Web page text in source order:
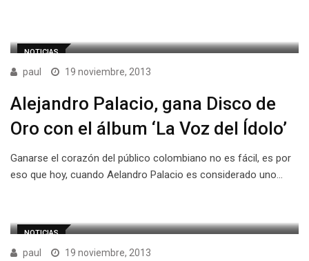
NOTICIAS
paul 19 noviembre, 2013
Alejandro Palacio, gana Disco de
Oro con el álbum ‘La Voz del Ídolo’
Ganarse el corazón del público colombiano no es fácil, es por
eso que hoy, cuando Aelandro Palacio es considerado uno…
NOTICIAS
paul 19 noviembre, 2013